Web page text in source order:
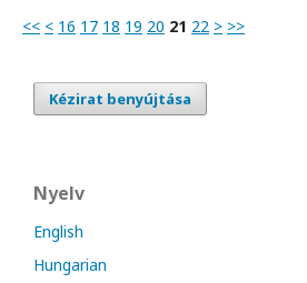
<< < 16 17 18 19 20 21 22 > >>
Kézirat benyújtása
Nyelv
English
Hungarian